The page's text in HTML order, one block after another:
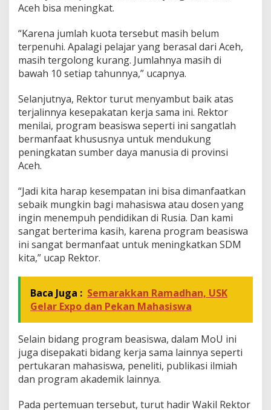
Aceh bisa meningkat.
“Karena jumlah kuota tersebut masih belum
terpenuhi. Apalagi pelajar yang berasal dari Aceh,
masih tergolong kurang. Jumlahnya masih di
bawah 10 setiap tahunnya,” ucapnya.
Selanjutnya, Rektor turut menyambut baik atas
terjalinnya kesepakatan kerja sama ini. Rektor
menilai, program beasiswa seperti ini sangatlah
bermanfaat khususnya untuk mendukung
peningkatan sumber daya manusia di provinsi
Aceh.
“Jadi kita harap kesempatan ini bisa dimanfaatkan
sebaik mungkin bagi mahasiswa atau dosen yang
ingin menempuh pendidikan di Rusia. Dan kami
sangat berterima kasih, karena program beasiswa
ini sangat bermanfaat untuk meningkatkan SDM
kita,” ucap Rektor.
Baca Juga : Semarakkan Ramadhan, USK
Gelar Expo dan Pekan Mahasiswa
Selain bidang program beasiswa, dalam MoU ini
juga disepakati bidang kerja sama lainnya seperti
pertukaran mahasiswa, peneliti, publikasi ilmiah
dan program akademik lainnya.
Pada pertemuan tersebut, turut hadir Wakil Rektor